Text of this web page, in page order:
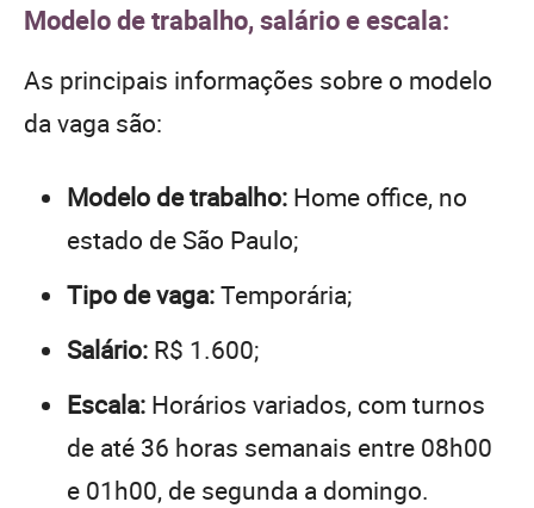
Modelo de trabalho, salário e escala:
As principais informações sobre o modelo
da vaga são:
Modelo de trabalho: Home office, no
estado de São Paulo;
Tipo de vaga:Temporária;
Salário: R$ 1.600;
Escala: Horários variados, com turnos
de até 36 horas semanais entre 08h00
e 01h00, de segunda a domingo.